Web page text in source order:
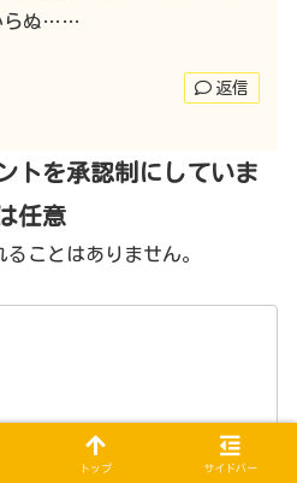
らぬ……
返信
トを承認制にしていま
任意
ことはありません。
トップ サイドバー